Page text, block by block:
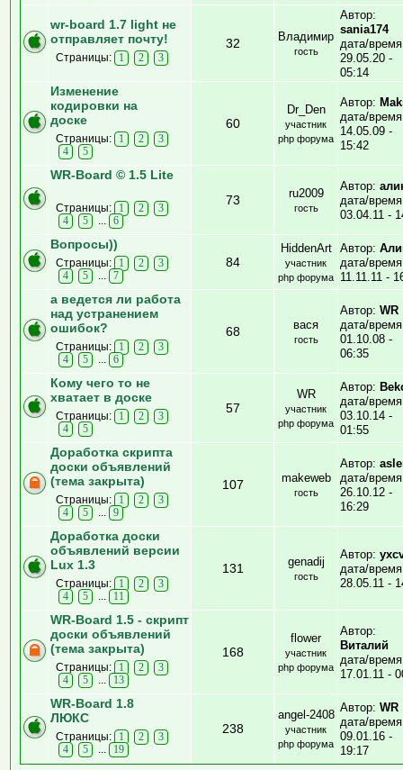
wr-board 1.7 light не
отправляет почту!
Страницы: 1 2 3
32 Владимир
гость
Автор:
sania174
дата/
29.05.20 -
05:14
Изменение
кодировки на
доске
Страницы: 1 2
3
4
5
60
Dr_Den
участник
php форума
Автор:
дата/
14.05.09 -
15:42
WR-Board © 1.5 Lite
Страницы: 1 2
3
4
5 6
73 ru2009
гость
Автор:
дата/
03.04.11 -
Вопросы))
Страницы: 1 2
3
4
5 7
84
HiddenArt
участник
php форума
Автор:
дата/
11.11.11 -
а ведется ли работа
над устранением
ошибок?
Страницы: 1 2
3
4
5 6
68 вася
гость
Автор: WR
дата/
01.10.08 -
06:35
Кому чего то не
хватает в доске
Страницы: 1 2
3
4
5
57
WR
участник
php форума
Автор:
дата/
03.10.14 -
01:55
Доработка скрипта
доски объявлений
(тема закрыта)
Страницы: 1 2
3
4
5 9
107 makeweb
гость
Автор:
дата/
26.10.12 -
16:29
Доработка доски
объявлений версии
Lux 1.3
Страницы: 1 2
3
4
5 11
131 genadij
гость
Автор:
дата/
28.05.11 -
WR-Board 1.5 - скрипт
доски объявлений
(тема закрыта)
Страницы: 1 2
3
4
5 13
168
flower
участник
php форума
Автор:
Виталий
дата/
17.01.11 -
WR-Board 1.8
ЛЮКС
Страницы: 1 2
3
4
5 19
238
angel-2408
участник
php форума
Автор: WR
дата/
09.01.16 -
19:17